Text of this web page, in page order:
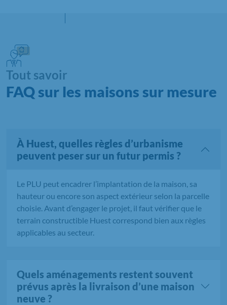
Tout savoir
FAQ sur les maisons sur mesure
À Huest, quelles règles d’urbanisme
peuvent peser sur un futur permis ?
Le PLU peut encadrer l’implantation de la maison, sa
hauteur ou encore son aspect extérieur selon la parcelle
choisie. Avant d’engager le projet, il faut vérifier que le
terrain constructible Huest correspond bien aux règles
applicables au secteur.
Quels aménagements restent souvent
prévus après la livraison d’une maison
neuve ?